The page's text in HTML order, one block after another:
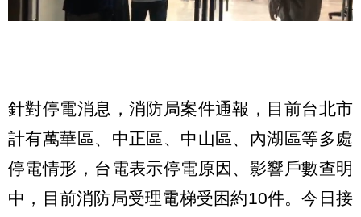
針對停電消息，消防局案件通報，目前台北市
計有萬華區、中正區、中山區、內湖區等多處
停電情形，台電表示停電原因、影響戶數查明
中，目前消防局受理電梯受困約10件。今日接